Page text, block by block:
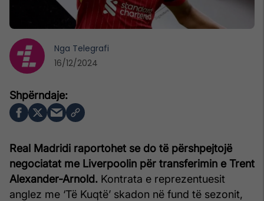
Real Madridi raportohet se do të përshpejtojë
negociatat me Liverpoolin për transferimin e Trent
Alexander-Arnold. Kontrata e reprezentuesit
anglez me ‘Të Kuqtë’ skadon në fund të sezonit,
Nga Telegrafi
16/12/2024